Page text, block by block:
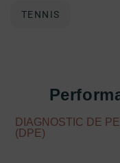
TENNIS
DIAGNOSTIC DE
(DPE)